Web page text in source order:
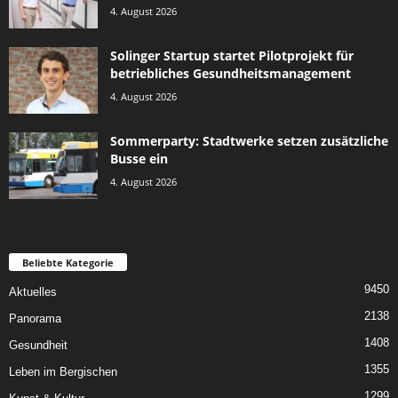
4. August 2026
Solinger Startup startet Pilotprojekt für
betriebliches Gesundheitsmanagement
4. August 2026
Sommerparty: Stadtwerke setzen zusätzliche
Busse ein
4. August 2026
Beliebte Kategorie
Aktuelles 9450
Panorama 2138
Gesundheit 1408
Leben im Bergischen 1355